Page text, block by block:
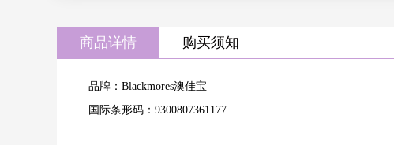
商品详情 购买须知
品牌：Blackmores澳佳宝
国际条形码：9300807361177